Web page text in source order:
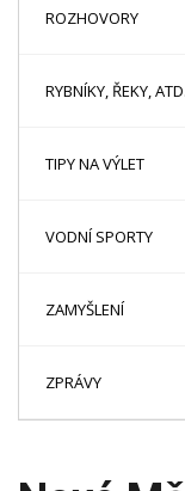
ROZHOVORY
RYBNÍKY, ŘEKY, ATD.
TIPY NA VÝLET
VODNÍ SPORTY
ZAMYŠLENÍ
ZPRÁVY